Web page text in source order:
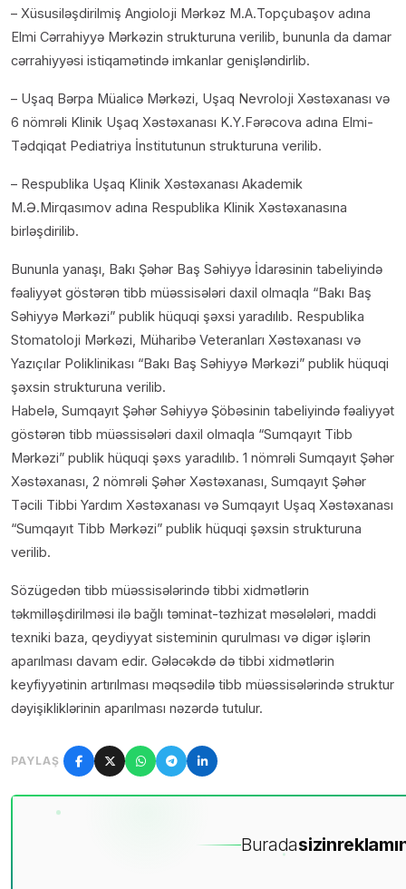
– Xüsusiləşdirilmiş Angioloji Mərkəz M.A.Topçubaşov adına
Elmi Cərrahiyyə Mərkəzin strukturuna verilib, bununla da damar
cərrahiyyəsi istiqamətində imkanlar genişləndirlib.
– Uşaq Bərpa Müalicə Mərkəzi, Uşaq Nevroloji Xəstəxanası və
6 nömrəli Klinik Uşaq Xəstəxanası K.Y.Fərəcova adına Elmi-
Tədqiqat Pediatriya İnstitutunun strukturuna verilib.
– Respublika Uşaq Klinik Xəstəxanası Akademik
M.Ə.Mirqasımov adına Respublika Klinik Xəstəxanasına
birləşdirilib.
Bununla yanaşı, Bakı Şəhər Baş Səhiyyə İdarəsinin tabeliyində
fəaliyyət göstərən tibb müəssisələri daxil olmaqla “Bakı Baş
Səhiyyə Mərkəzi” publik hüquqi şəxsi yaradılıb. Respublika
Stomatoloji Mərkəzi, Müharibə Veteranları Xəstəxanası və
Yazıçılar Poliklinikası “Bakı Baş Səhiyyə Mərkəzi” publik hüquqi
şəxsin strukturuna verilib.
Habelə, Sumqayıt Şəhər Səhiyyə Şöbəsinin tabeliyində fəaliyyət
göstərən tibb müəssisələri daxil olmaqla “Sumqayıt Tibb
Mərkəzi” publik hüquqi şəxs yaradılıb. 1 nömrəli Sumqayıt Şəhər
Xəstəxanası, 2 nömrəli Şəhər Xəstəxanası, Sumqayıt Şəhər
Təcili Tibbi Yardım Xəstəxanası və Sumqayıt Uşaq Xəstəxanası
“Sumqayıt Tibb Mərkəzi” publik hüquqi şəxsin strukturuna
verilib.
Sözügedən tibb müəssisələrində tibbi xidmətlərin
təkmilləşdirilməsi ilə bağlı təminat-təzhizat məsələləri, maddi
texniki baza, qeydiyyat sisteminin qurulması və digər işlərin
aparılması davam edir. Gələcəkdə də tibbi xidmətlərin
keyfiyyətinin artırılması məqsədilə tibb müəssisələrində struktur
dəyişikliklərinin aparılması nəzərdə tutulur.
PAYLAŞ
Buradasizin